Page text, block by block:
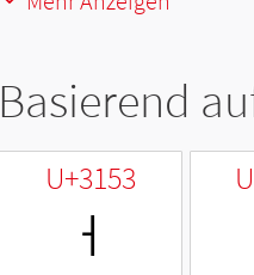
Basierend
U+3153
ㅓ